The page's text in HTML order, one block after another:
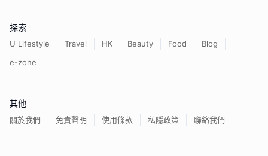
探索
U Lifestyle Travel HK Beauty Food
Blog
e-zone
其他
關於我們 免責聲明 使用條款 私隱政策 聯絡我們